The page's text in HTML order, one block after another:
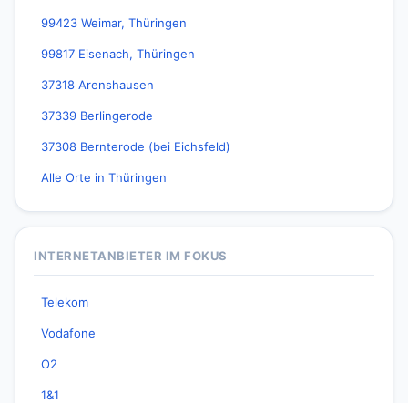
99423 Weimar, Thüringen
99817 Eisenach, Thüringen
37318 Arenshausen
37339 Berlingerode
37308 Bernterode (bei Eichsfeld)
Alle Orte in Thüringen
INTERNETANBIETER IM FOKUS
Telekom
Vodafone
O2
1&1